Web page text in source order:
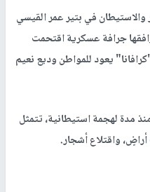
في بتير عمر القيسي
جرافة عسكرية اقتحمت
يعود للمواطن وديع نعيم
مدة لهجمة استيطانية، تتمثل
واقتلاع أشجار.